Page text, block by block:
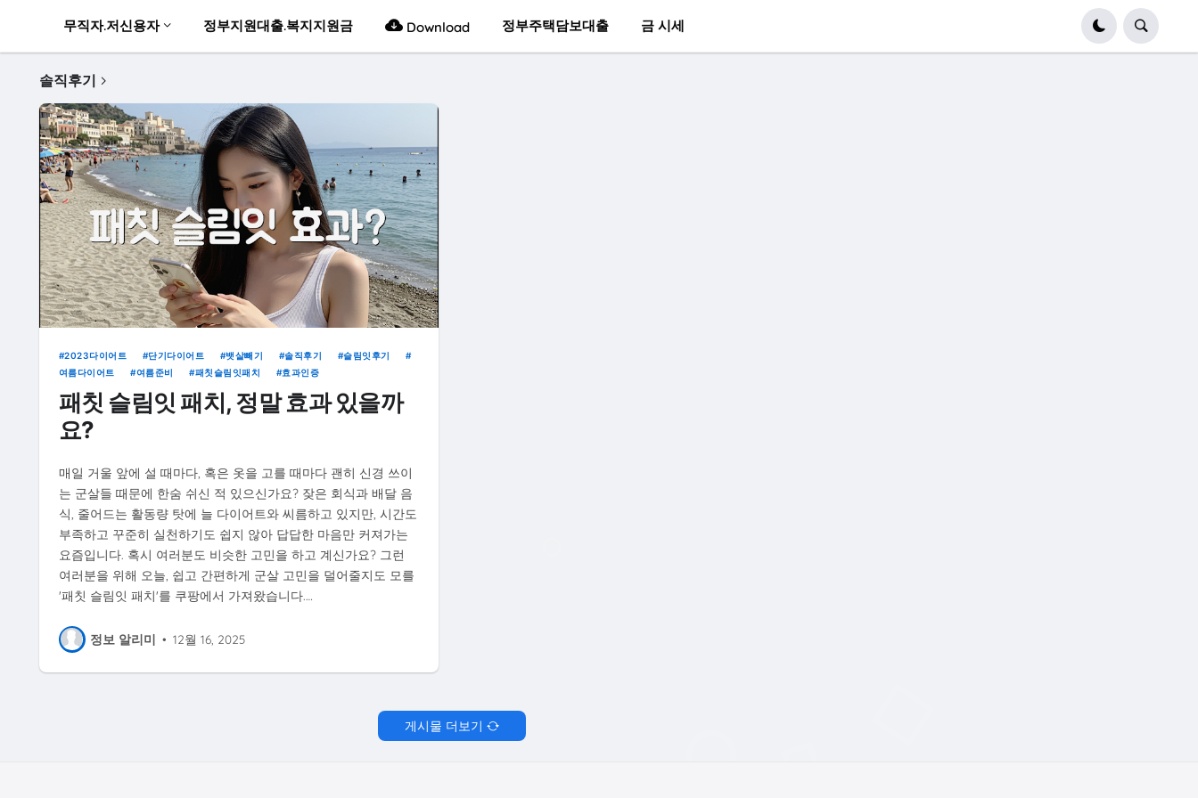
무직자.저신용자 정부지원대출.복지지원금 Download 정부주택담보대출 금 시세
솔직후기
2023다이어트 단기다이어트 뱃살빼기 솔직후기
슬림잇후기
여름다이어트
여름준비 패칫슬림잇패치 효과인증
패칫 슬림잇 패치, 정말 효과 있을까
요?
매일 거울 앞에 설 때마다, 혹은 옷을 고를 때마다 괜히 신경 쓰이
는 군살들 때문에 한숨 쉬신 적 있으신가요? 잦은 회식과 배달 음
식, 줄어드는 활동량 탓에 늘 다이어트와 씨름하고 있지만, 시간도
부족하고 꾸준히 실천하기도 쉽지 않아 답답한 마음만 커져가는
요즘입니다. 혹시 여러분도 비슷한 고민을 하고 계신가요? 그런
여러분을 위해 오늘, 쉽고 간편하게 군살 고민을 덜어줄지도 모를
'패칫 슬림잇 패치'를 쿠팡에서 가져왔습니다.…
정보 알리미 • 12월 16, 2025
게시물 더보기